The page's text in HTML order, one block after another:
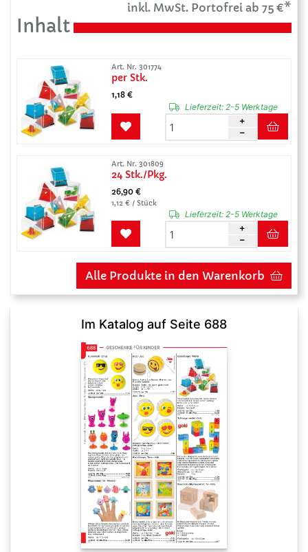
inkl. MwSt. Portofrei ab 75 €*
Inhalt
Art. Nr. 301774
per Stk.
1,18 €
Lieferzeit:2-5 Werktage
Art. Nr. 301809
24 Stk./Pkg.
26,90 €
1,12 € / Stück
Lieferzeit:2-5 Werktage
Alle Produkte in den Warenkorb
Im Katalog auf Seite 688